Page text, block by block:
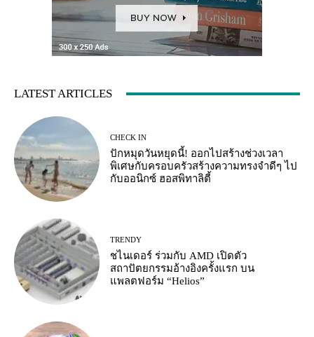
LATEST ARTICLES
CHECK IN
ปักหมุดวันหยุดนี้! ออกไปสร้างช่วงเวลา
พิเศษกับครอบครัวสร้างความทรงจำดีๆ ไป
กับออนิกซ์ ฮอสพิทาลิตี้
TRENDY
ชไนเดอร์ ร่วมกับ AMD เปิดตัว
สถาปัตยกรรมอ้างอิงครั้งแรก บน
แพลตฟอร์ม “Helios”